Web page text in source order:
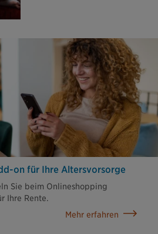
on für Ihre Altersvorsorge
Sie beim Onlineshopping
Ihre Rente.
Mehr erfahren